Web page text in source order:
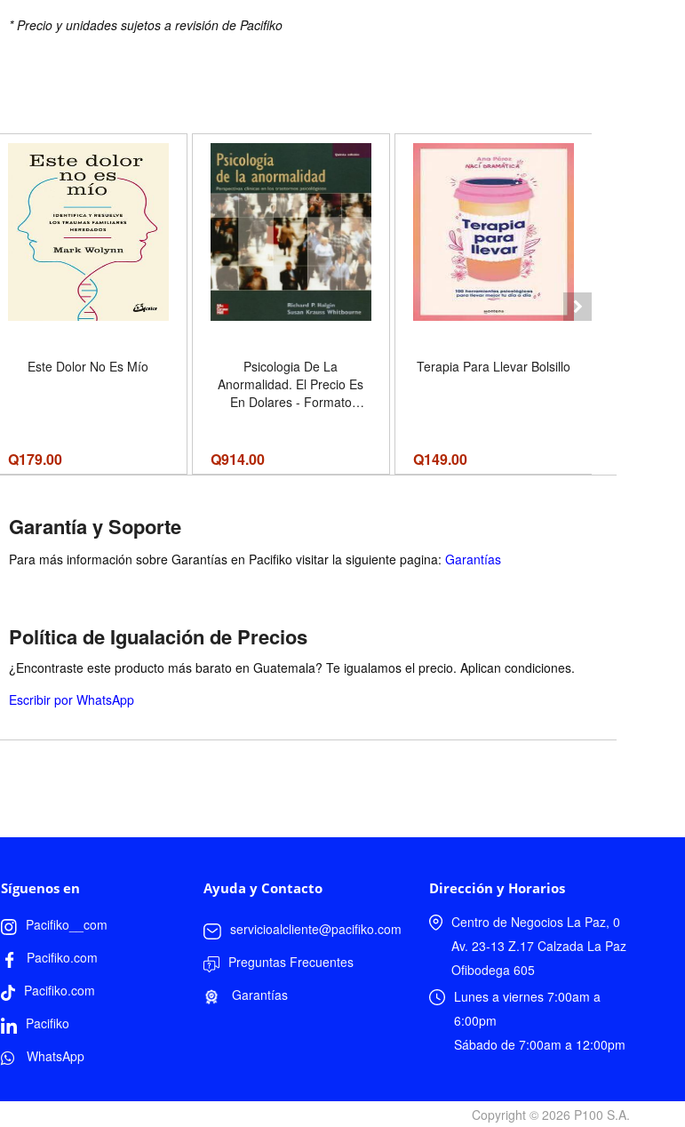
* Precio y unidades sujetos a revisión de Pacifiko
Este Dolor No Es Mío
Q179.00
Psicologia De La
Anormalidad. El Precio Es
En Dolares - Formato
Q914.00
Terapia Para Llevar Bolsillo
Q149.00
Garantía y Soporte
Para más información sobre Garantías en Pacifiko visitar la siguiente pagina: Garantías
Política de Igualación de Precios
¿Encontraste este producto más barato en Guatemala? Te igualamos el precio. Aplican condiciones.
Escribir por WhatsApp
Síguenos en
Pacifiko__com
Pacifiko.com
Pacifiko.com
Pacifiko
WhatsApp
Ayuda y Contacto
servicioalcliente@pacifiko.com
Preguntas Frecuentes
Garantías
Dirección y Horarios
Centro de Negocios La Paz, 0
Av. 23-13 Z.17 Calzada La Paz
Ofibodega 605
Lunes a viernes 7:00am a
6:00pm
Sábado de 7:00am a 12:00pm
Copyright © 2026 P100 S.A.